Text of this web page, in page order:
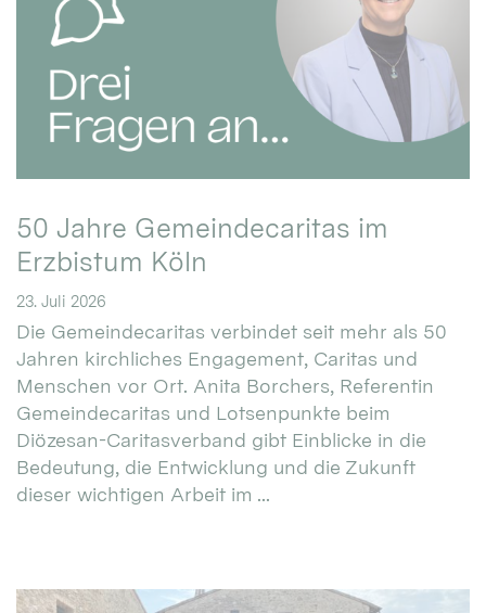
50 Jahre Gemeindecaritas im
Erzbistum Köln
23. Juli 2026
Die Gemeindecaritas verbindet seit mehr als 50
Jahren kirchliches Engagement, Caritas und
Menschen vor Ort. Anita Borchers, Referentin
Gemeindecaritas und Lotsenpunkte beim
Diözesan-Caritasverband gibt Einblicke in die
Bedeutung, die Entwicklung und die Zukunft
dieser wichtigen Arbeit im ...